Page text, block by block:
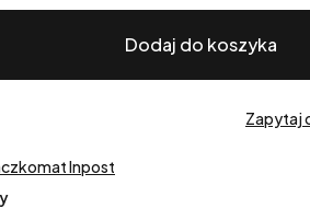
Dodaj do koszyka
Zapytaj
Inpost